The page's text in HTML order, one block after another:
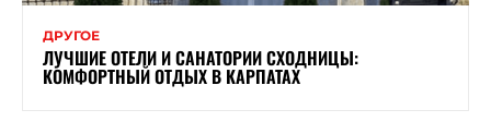
ДРУГОЕ
ЛУЧШИЕ ОТЕЛИ И САНАТОРИИ СХОДНИЦЫ:
КОМФОРТНЫЙ ОТДЫХ В КАРПАТАХ